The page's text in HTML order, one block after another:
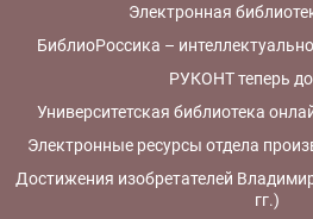
Электронная
БиблиоРоссика –
РУКОНТ теперь
Университетская библиотека
Электронные ресурсы отдела
Достижения изобретателей
гг.)